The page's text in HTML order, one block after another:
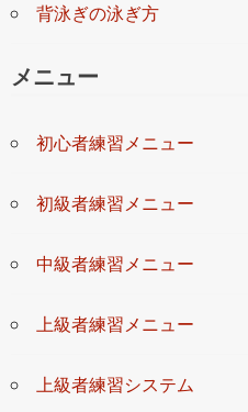
背泳ぎの泳ぎ方
メニュー
初心者練習メニュー
初級者練習メニュー
中級者練習メニュー
上級者練習メニュー
上級者練習システム